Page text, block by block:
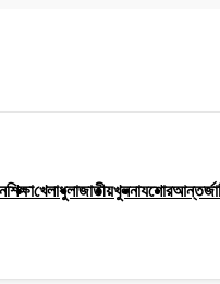
শিক্ষাখেলাধুলাজাতীয়খুলনাযশোর